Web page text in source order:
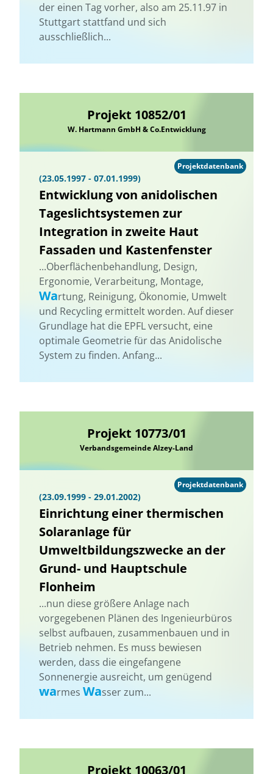
der einen Tag vorher, also am 25.11.97 in
Stuttgart stattfand und sich
ausschließlich...
Projekt 10852/01
W. Hartmann GmbH & Co.Entwicklung
(23.05.1997 - 07.01.1999)
Entwicklung von anidolischen
Tageslichtsystemen zur
Integration in zweite Haut
Fassaden und Kastenfenster
...Oberflächenbehandlung, Design,
Ergonomie, Verarbeitung, Montage,
Wartung, Reinigung, Ökonomie, Umwelt
und Recycling ermittelt worden. Auf dieser
Grundlage hat die EPFL versucht, eine
optimale Geometrie für das Anidolische
System zu finden. Anfang...
Projektdatenbank
Projekt 10773/01
Verbandsgemeinde Alzey-Land
(23.09.1999 - 29.01.2002)
Einrichtung einer thermischen
Solaranlage für
Umweltbildungszwecke an der
Grund- und Hauptschule
Flonheim
...nun diese größere Anlage nach
vorgegebenen Plänen des Ingenieurbüros
selbst aufbauen, zusammenbauen und in
Betrieb nehmen. Es muss bewiesen
werden, dass die eingefangene
Sonnenergie ausreicht, um genügend
warmes Wasser zum...
Projektdatenbank
Projekt 10063/01